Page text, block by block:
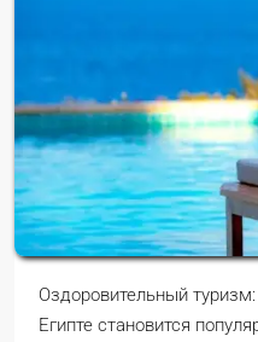
Оздоровительный
Египте становится